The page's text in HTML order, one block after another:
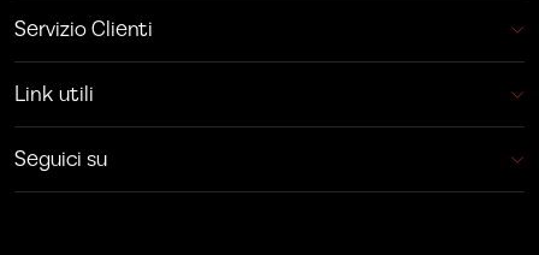
Servizio Clienti
Link utili
Seguici su